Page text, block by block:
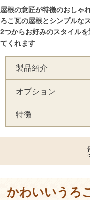
屋根の意匠が特徴のおしゃ
ろこ瓦の屋根とシンプルな
2つからお好みのスタイル
てくれます
製品紹介
オプション
特徴
かわいいうろ